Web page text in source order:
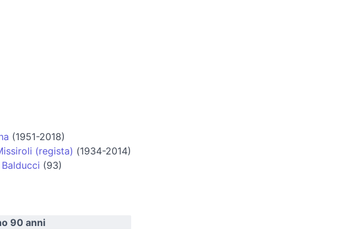
(1951-2018)
(regista) (1934-2014)
(93)
90 anni